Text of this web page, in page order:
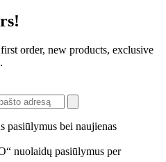
order, new products, exclusive
pasiūlymus bei naujienas
nuolaidų pasiūlymus per